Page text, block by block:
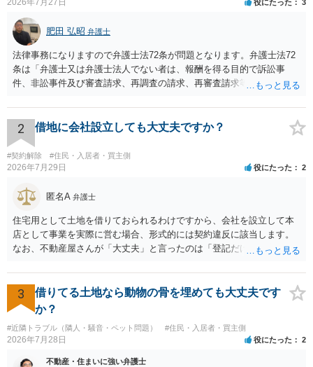
役にたった 3
肥田 弘昭 弁護士
法律事務になりますので弁護士法72条が問題となります。弁護士法72
条は「弁護士又は弁護士法人でない者は、報酬を得る目的で訴訟事
件、非訟事件及び審査請求、再調査の請求、再審査請求等行政庁に対
しくは和解その他の法律事務を取り扱い、又はこれらの周旋をするこ
とを業とすることができない。ただし、この法律又は他の法律に別段
の定めがある場合は、この限りでない。」とのことから、報酬を得る
目的がないのであれば適法です。なぜなら、弁護士法72条に違反しな
いのであれば、委任については無償で委任者が受任者に委任できるか
2 借地に会社設立しても大丈夫ですか？
#契約解除 #住民・入居者・買主側
2026年7月29日 役にたった 2
匿名A 弁護士
住宅用として土地を借りておられるわけですから、会社を設立して本
店として事業を実際に営む場合、形式的には契約違反に該当します。
なお、不動産屋さんが「大丈夫」と言ったのは「登記だけなら実務上
れますが、これは法的な保証ではありません。 ただ、解除まで認めら
れるかどうかについては信頼関係が破壊されたかどうかで判断されま
すので、建物を事務所・店舗用に大きく改築する等までなさらない限
り、リスクはそれほど大きくないかもしれません。 しかしそれでも、
大家さんが契約違反を口実に、将来の更新時に更新料の上乗せを要求
したり、立ち退きを迫る材料に使ったりする可能性は否定できませ
ん。
3
借りてる土地なら動物の骨を埋めても大丈夫です
か？
#近隣トラブル（隣人・騒音・ペット問題） #住民・入居者・買主側
2026年7月28日 役にたった 2
不動産・住まいに強い弁護士